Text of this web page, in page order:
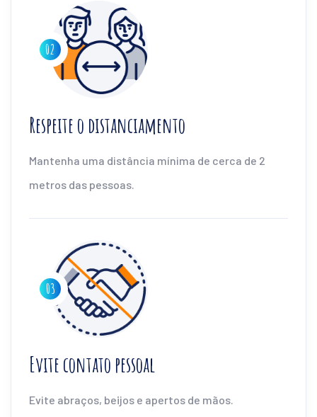
Respeite o distanciamento
Mantenha uma distância mínima de cerca de 2
metros das pessoas.
Evite contato pessoal
Evite abraços, beijos e apertos de mãos.